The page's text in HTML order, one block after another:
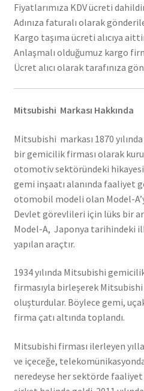
Fiyatlarımıza KDV ücreti
Adınıza faturalı olarak
Kargo taşıma ücreti alıcıya
Anlaşmalı olduğumuz kargo
Ücret alıcı olarak tarafınıza
Mitsubishi Markası Hakkında
Mitsubishi markası 1870
bir gemicilik firması olarak
otomotiv sektöründeki hikayesi
gemi inşaatı alanında faaliyet
otomobil modeli olan Model-
Devlet görevlileri için lüks bir
Model-A, Japonya tarihindeki
yapılan araçtır.
1934 yılında Mitsubishi
firmasıyla birleşerek
oluşturdular. Böylece gemi,
firma çatı altında toplandı.
Mitsubishi firması ilerleyen
ve içeceğe,
neredeyse her sektörde